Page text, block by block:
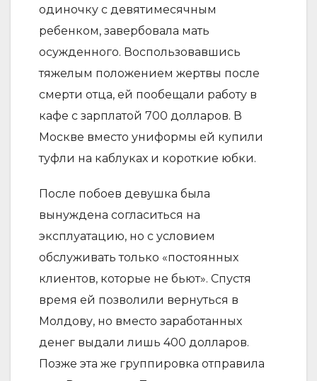
одиночку с девятимесячным
ребенком, завербовала мать
осужденного. Воспользовавшись
тяжелым положением жертвы после
смерти отца, ей пообещали работу в
кафе с зарплатой 700 долларов. В
Москве вместо униформы ей купили
туфли на каблуках и короткие юбки.
После побоев девушка была
вынуждена согласиться на
эксплуатацию, но с условием
обслуживать только «постоянных
клиентов, которые не бьют». Спустя
время ей позволили вернуться в
Молдову, но вместо заработанных
денег выдали лишь 400 долларов.
Позже эта же группировка отправила